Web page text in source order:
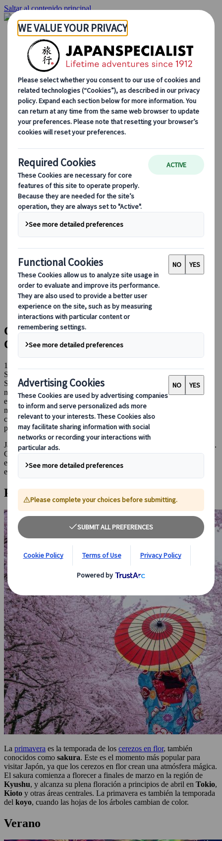
Saltar al contenido principal
Inicio
Viajes
Viajes a medida
Viajes de autor
Fly & Drive
Circuitos organizados
Excursiones
Tours de grupo a medida
Japan Rail Pass
Cómo trabajamos
Sobre nosotros
Nuestro equipo
Blog
Consejos de viaje para cada temporada
Destinos destacados
Perspectivas culturales
Experiencias gastronómicas
Recorre Japón en tren
Preguntas frecuentes
Información práctica
Etiqueta en Japón
Conducir en Japón
Reservar con nosotros
Japan Rail Pass
Alojamiento
Asesoramiento virtual
Japanspecialist
Consejos de viaje para cada temporada
Clima & Estaciones en Japón - Guia Completa
Clima & Estaciones en Japón - Guia
Completa
14 feb 2024
Selección del editor
Consejos de viaje para cada temporada
Si estás buscando un destino único que combine tradición y
modernidad, entonces Japón es el lugar perfecto para ti. Como
expertos en viajes a Japón, estamos aquí para ayudarte a planear la
mejor experiencia de tu vida. En este artículo, hablaremos sobre las
cuatro estaciones en Japón, el clima y las experiencias únicas que
puedes vivir en este fascinante país.
Japón tiene un clima templado, con cuatro estaciones bien definidas.
Cada temporada ofrece una experiencia única que vale la pena
experimentar. A continuación, te contaremos un poco sobre cada
estación.
Primavera
La primavera es la temporada de los cerezos en flor, también
conocidos como sakura. Este es el momento más popular para
visitar Japón, ya que los cerezos en flor crean una atmósfera mágica.
El sakura comienza a florecer a finales de marzo en la región de
Kyushu, y alcanza su plena floración a principios de abril en Tokio,
Kioto y otras áreas centrales. La primavera es también la temporada
del koyo, cuando las hojas de los árboles cambian de color.
Verano